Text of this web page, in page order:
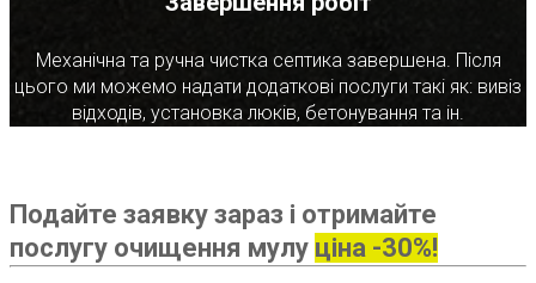
Механічна та ручна чистка септика завершена. Після
цього ми можемо надати додаткові послуги такі як: вивіз
відходів, установка люків, бетонування та ін.
Подайте заявку зараз і отримайте
послугу очищення мулу ціна -30%!